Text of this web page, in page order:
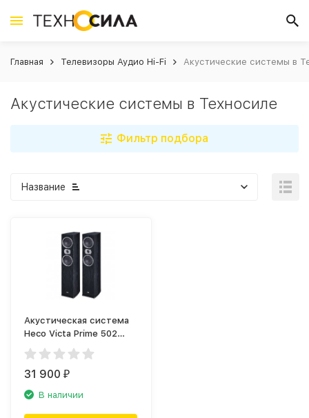
Главная Телевизоры Аудио Hi-Fi Акустические системы в
Акустические системы в Техносиле
Фильтр подбора
Название
Акустическая система
Heco Victa Prime 502
Black (пара)
31 900₽
В наличии